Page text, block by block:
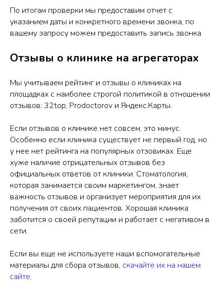
По итогам проверки мы предоставим отчет с
указанием даты и конкретного времени звонка, по
вашему запросу можем предоставить запись звонка.
Отзывы о клинике на агрегаторах
Мы учитываем рейтинг и отзывы о клиниках на
площадках с наиболее строгой политикой в отношении
отзывов: 32top, Prodoctorov и Яндекс.Карты.
Если отзывов о клинике нет совсем, это минус.
Особенно если клиника существует не первый год, но
у нее нет рейтинга на популярных отзовиках. Еще
хуже наличие отрицательных отзывов без
официальных ответов от клиники. Стоматология,
которая занимается своим маркетингом, знает
важность отзывов и организует мероприятия для их
получения от своих пациентов. Хорошая клиника
заботится о своей репутации и работает с негативом в
сети.
Если вы еще не используете наши вспомогательные
материалы для сбора отзывов, скачайте их на нашем
сайте.